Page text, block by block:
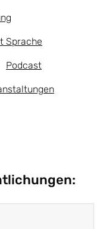
Sprache
Podcast